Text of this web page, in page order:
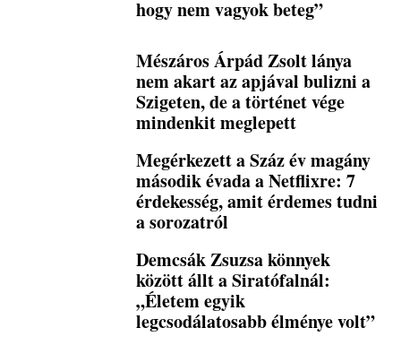
hogy nem vagyok beteg”
Mészáros Árpád Zsolt lánya
nem akart az apjával bulizni a
Szigeten, de a történet vége
mindenkit meglepett
Megérkezett a Száz év magány
második évada a Netflixre: 7
érdekesség, amit érdemes tudni
a sorozatról
Demcsák Zsuzsa könnyek
között állt a Siratófalnál:
„Életem egyik
legcsodálatosabb élménye volt”